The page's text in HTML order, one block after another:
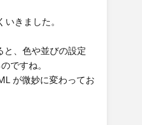
いきました。
と、色や並びの設定
ですね。
が微妙に変わってお